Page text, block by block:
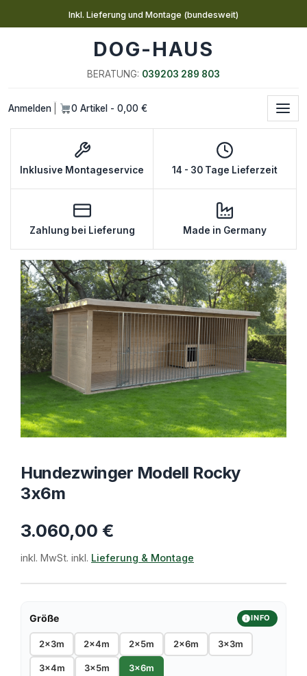
Inkl. Lieferung und Montage (bundesweit)
DOG-HAUS
BERATUNG: 039203 289 803
Anmelden 0 Artikel - 0,00 €
Inklusive Montageservice 14 - 30 Tage Lieferzeit
Zahlung bei Lieferung Made in Germany
Hundezwinger Modell Rocky
3x6m
3.060,00 €
inkl. MwSt. inkl. Lieferung & Montage
Größe INFO
2x3m 2x4m 2x5m 2x6m 3x3m
3x4m 3x5m 3x6m